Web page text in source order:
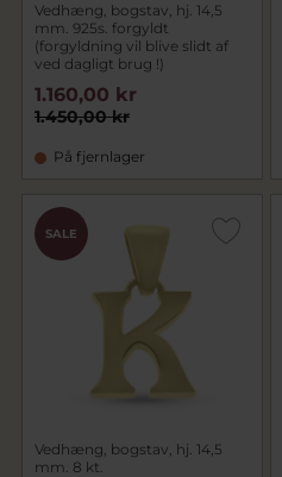
Vedhæng, bogstav, hj. 14,5
mm. 925s. forgyldt
(forgyldning vil blive slidt af
ved dagligt brug !)
1.450,00 kr
1.160,00 kr
På fjernlager
SALE
Vedhæng, bogstav, hj. 14,5
mm. 8 kt.